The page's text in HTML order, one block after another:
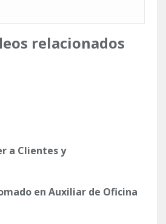
relacionados
a Clientes y
en Auxiliar de Oficina